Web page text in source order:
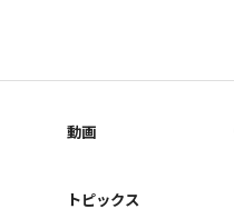
動画
トピックス